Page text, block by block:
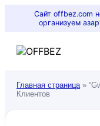
Сайт offbez.com
организуем
Главная страница»
Клиентов